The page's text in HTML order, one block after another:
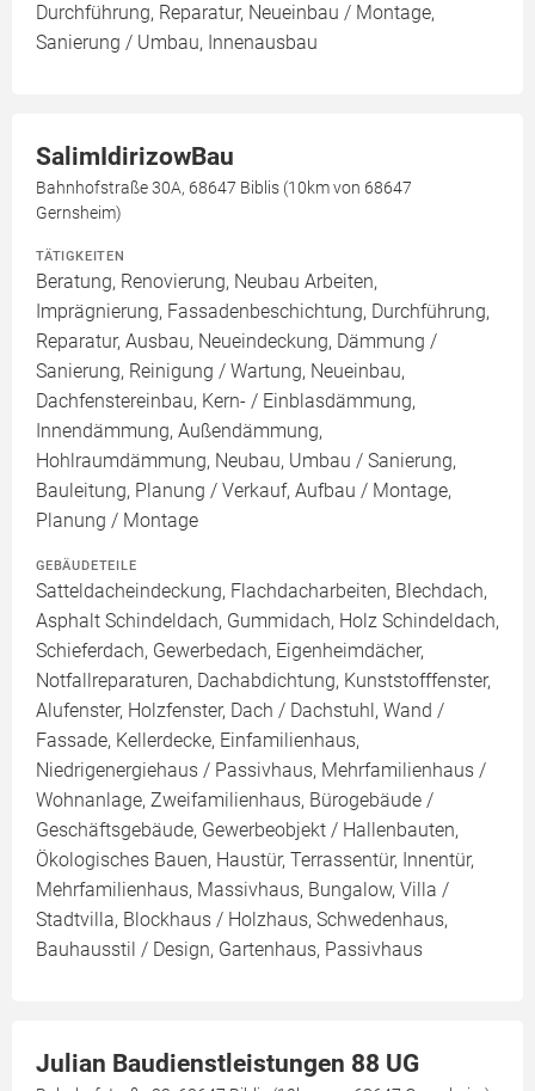
Durchführung, Reparatur, Neueinbau / Montage,
Sanierung / Umbau, Innenausbau
SalimIdirizowBau
Bahnhofstraße 30A, 68647 Biblis (10km von 68647
Gernsheim)
TÄTIGKEITEN
Beratung, Renovierung, Neubau Arbeiten,
Imprägnierung, Fassadenbeschichtung, Durchführung,
Reparatur, Ausbau, Neueindeckung, Dämmung /
Sanierung, Reinigung / Wartung, Neueinbau,
Dachfenstereinbau, Kern- / Einblasdämmung,
Innendämmung, Außendämmung,
Hohlraumdämmung, Neubau, Umbau / Sanierung,
Bauleitung, Planung / Verkauf, Aufbau / Montage,
Planung / Montage
GEBÄUDETEILE
Satteldacheindeckung, Flachdacharbeiten, Blechdach,
Asphalt Schindeldach, Gummidach, Holz Schindeldach,
Schieferdach, Gewerbedach, Eigenheimdächer,
Notfallreparaturen, Dachabdichtung, Kunststofffenster,
Alufenster, Holzfenster, Dach / Dachstuhl, Wand /
Fassade, Kellerdecke, Einfamilienhaus,
Niedrigenergiehaus / Passivhaus, Mehrfamilienhaus /
Wohnanlage, Zweifamilienhaus, Bürogebäude /
Geschäftsgebäude, Gewerbeobjekt / Hallenbauten,
Ökologisches Bauen, Haustür, Terrassentür, Innentür,
Mehrfamilienhaus, Massivhaus, Bungalow, Villa /
Stadtvilla, Blockhaus / Holzhaus, Schwedenhaus,
Bauhausstil / Design, Gartenhaus, Passivhaus
Julian Baudienstleistungen 88 UG